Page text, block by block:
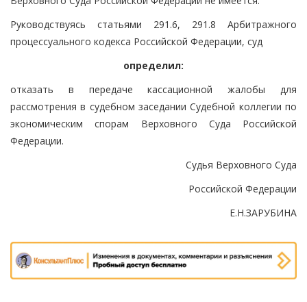
Руководствуясь статьями 291.6, 291.8 Арбитражного
процессуального кодекса Российской Федерации, суд
определил:
отказать в передаче кассационной жалобы для
рассмотрения в судебном заседании Судебной коллегии по
экономическим спорам Верховного Суда Российской
Федерации.
Судья Верховного Суда
Российской Федерации
Е.Н.ЗАРУБИНА